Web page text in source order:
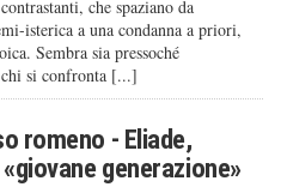
che spaziano da
isterica a una condanna a priori,
Sembra sia pressoché
si confronta [...]
romeno - Eliade,
generazione»